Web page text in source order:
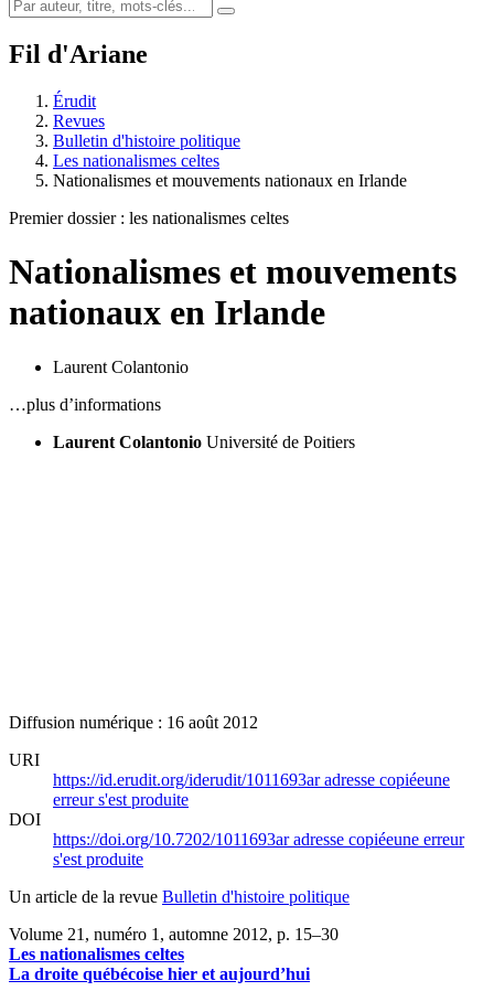
Fil d'Ariane
Érudit
Revues
Bulletin d'histoire politique
Les nationalismes celtes
Nationalismes et mouvements nationaux en Irlande
Premier dossier : les nationalismes celtes
Nationalismes et mouvements
nationaux en Irlande
Laurent Colantonio
…plus d’informations
Laurent Colantonio Université de Poitiers
Diffusion numérique : 16 août 2012
URI
https://id.erudit.org/iderudit/1011693aradresse copiéeune
erreur s'est produite
DOI
https://doi.org/10.7202/1011693aradresse copiéeune erreur
s'est produite
Un article de la revue Bulletin d'histoire politique
Volume 21, numéro 1, automne 2012, p. 15–30
Les nationalismes celtes
La droite québécoise hier et aujourd’hui